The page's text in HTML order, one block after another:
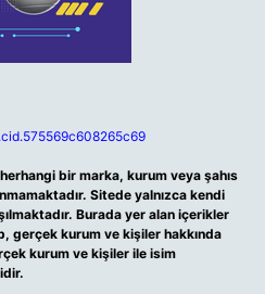
bir marka, kurum veya şahıs
Sitede yalnızca kendi
Burada yer alan içerikler
gerçek kurum ve kişiler hakkında
kurum ve kişiler ile isim